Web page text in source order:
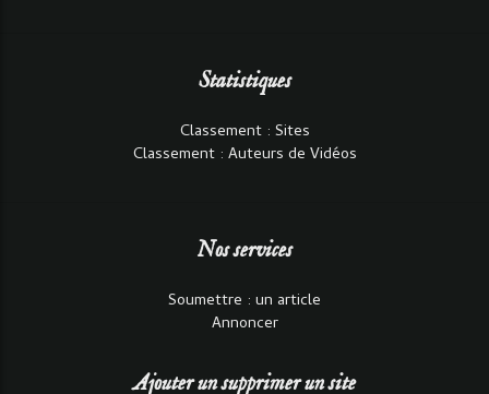
Statistiques
Classement : Sites
Classement : Auteurs de Vidéos
Nos services
Soumettre : un article
Annoncer
Ajouter un supprimer un site